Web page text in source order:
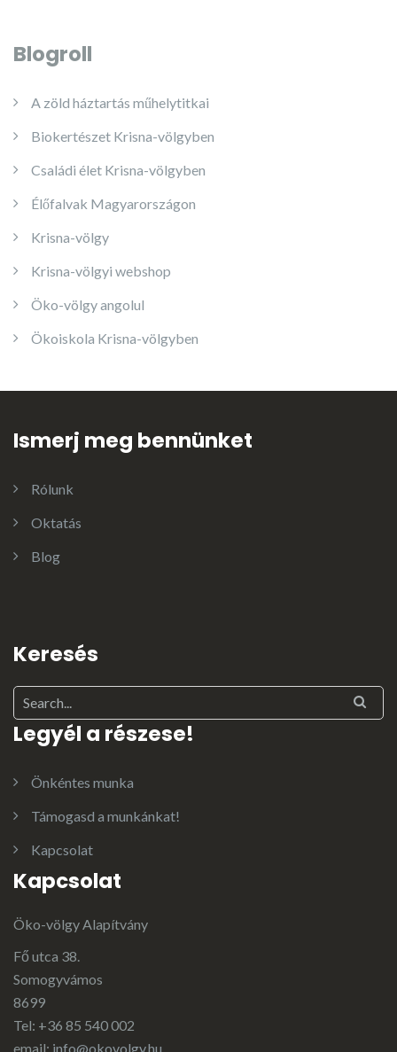
Blogroll
A zöld háztartás műhelytitkai
Biokertészet Krisna-völgyben
Családi élet Krisna-völgyben
Élőfalvak Magyarországon
Krisna-völgy
Krisna-völgyi webshop
Öko-völgy angolul
Ökoiskola Krisna-völgyben
Ismerj meg bennünket
Rólunk
Oktatás
Blog
Keresés
Legyél a részese!
Önkéntes munka
Támogasd a munkánkat!
Kapcsolat
Kapcsolat
Öko-völgy Alapítvány
Fő utca 38.
Somogyvámos
8699
Tel: +36 85 540 002
email: info@okovolgy.hu